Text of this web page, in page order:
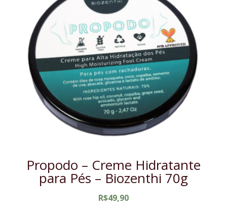
Propodo – Creme Hidratante
para Pés – Biozenthi 70g
R$49,90